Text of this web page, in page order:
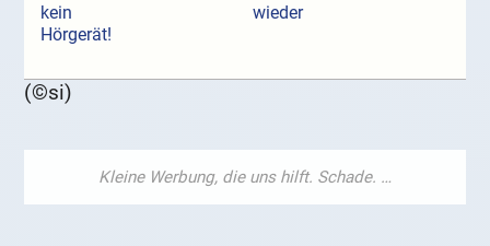
kein
Hörgerät!
wieder
(©si)